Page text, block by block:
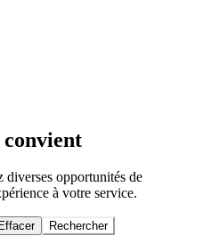
diverses opportunités de
à votre service.
Effacer Rechercher